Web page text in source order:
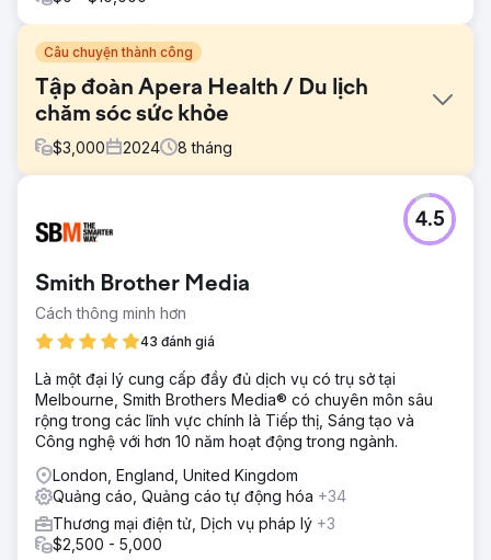
Câu chuyện thành công
Tập đoàn Apera Health / Du lịch
chăm sóc sức khỏe
$3,000 2024 8 tháng
Phẫu thuật Bariatric Quốc tế – Nghiên cứu điển hình 🎯 Yêu
cầu là gì? • Tạo nhu cầu bệnh nhân quốc tế đủ điều kiện
Giảm chi phí CPL và hẹn khám, tăng ROAS • Thiết lập mô
hình tăng trưởng đa ngôn ngữ, đa quốc gia và có khả
năng mở rộng
🧭 Chúng tôi đã làm gì? (Phương pháp Lein) • Kiến trúc
hiệu suất: Meta Ads + Google Tìm kiếm + Đường hầm
chuyển đổi dựa trên WhatsApp • Bản địa hóa: Chúng tôi
đã điều chỉnh ngôn ngữ/thông điệp/nội dung sáng tạo
theo từng quốc gia • Tối ưu hóa nhanh chóng: Thử
nghiệm A/B sáng tạo và tiếp cận, điều chỉnh giá thầu hàng
tuần • Nhịp độ hoạt động: Sổ tay hướng dẫn rõ ràng về
thời gian phản hồi khách hàng tiềm năng, tiếp cận lại và
theo dõi cuộc hẹn
Smith Brother Media
Cách thông minh hơn
43 đánh giá
4.5
Là một đại lý cung cấp đầy đủ dịch vụ có trụ sở tại
Melbourne, Smith Brothers Media® có chuyên môn sâu
rộng trong các lĩnh vực chính là Tiếp thị, Sáng tạo và
Công nghệ với hơn 10 năm hoạt động trong ngành.
London, England, United Kingdom
Quảng cáo, Quảng cáo tự động hóa +34
Thương mại điện tử, Dịch vụ pháp lý +3
$2,500 - 5,000